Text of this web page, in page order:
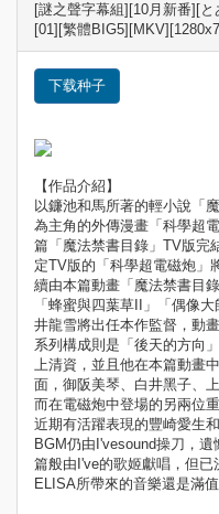
[謎之聲字幕組][10月新番][
[01][繁體
下载种子
【作品介紹】
以鐮池和馬所著的輕小說「
為主角的外傳漫畫「科學超
篇「魔法禁書目錄」TV版完
定TV版的「科學超電磁炮」
續由本篇動畫「魔法禁書目
「蜂蜜與四葉草II」「偶像
井龍雪將出任本作監督，動
系列構成則是「後天的方向
上清資，並且他在本篇動畫
面，御阪美琴、白井黑子、
而在電磁炮中登場的另兩位
近期有活躍表現的豐崎愛生
BGM仍由I'vesound操刀，
篇般由I've的歌姬獻唱，但
ELISA所帶來的音樂還是滿值